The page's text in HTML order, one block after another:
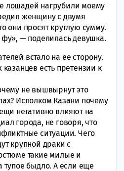
лошадей нагрубили моему
женщину с двумя
они просят круглую сумму.
— поделилась девушка.
встало на ее сторону.
есть претензии к
не вышвырнут это
Исполком Казани почему
негативно влияют на
города, не говоря, что
ситуации. Чего
крупной драки с
такие милые и
тупое быдло. А если еще